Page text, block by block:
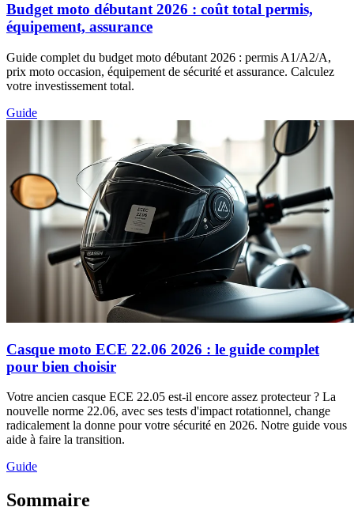
Budget moto débutant 2026 : coût total permis,
équipement, assurance
Guide complet du budget moto débutant 2026 : permis A1/A2/A,
prix moto occasion, équipement de sécurité et assurance. Calculez
votre investissement total.
Guide
Casque moto ECE 22.06 2026 : le guide complet
pour bien choisir
Votre ancien casque ECE 22.05 est-il encore assez protecteur ? La
nouvelle norme 22.06, avec ses tests d'impact rotationnel, change
radicalement la donne pour votre sécurité en 2026. Notre guide vous
aide à faire la transition.
Guide
Sommaire